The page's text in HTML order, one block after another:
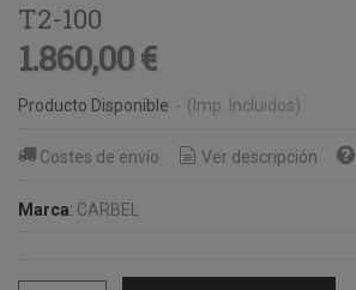
T2-100
1.860,00 €
Producto Disponible - (Imp. Incluidos)
Costes de envío Ver descripción
Marca: CARBEL